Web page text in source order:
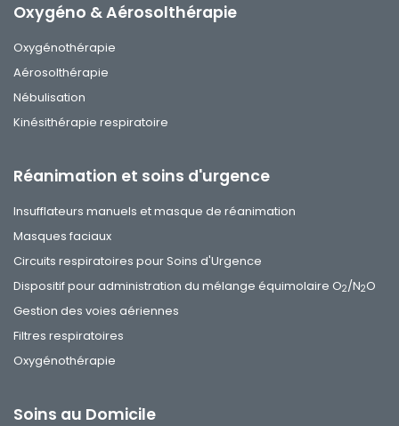
Oxygéno & Aérosolthérapie
Oxygénothérapie
Aérosolthérapie
Nébulisation
Kinésithérapie respiratoire
Réanimation et soins d'urgence
Insufflateurs manuels et masque de réanimation
Masques faciaux
Circuits respiratoires pour Soins d'Urgence
Dispositif pour administration du mélange équimolaire O2/N2O
Gestion des voies aériennes
Filtres respiratoires
Oxygénothérapie
Soins au Domicile